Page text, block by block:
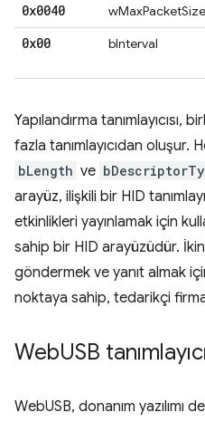
0x0040 wMaxPacketSize
0x00 bInterval
Yapılandırma tanımlayıcısı,
fazla tanımlayıcıdan oluşur.
bLength ve
arayüz, ilişkili bir HID
etkinlikleri yayınlamak için
sahip bir HID arayüzüdür.
göndermek ve yanıt almak
noktaya sahip, tedarikçi
WebUSB
WebUSB, donanım yazılımı